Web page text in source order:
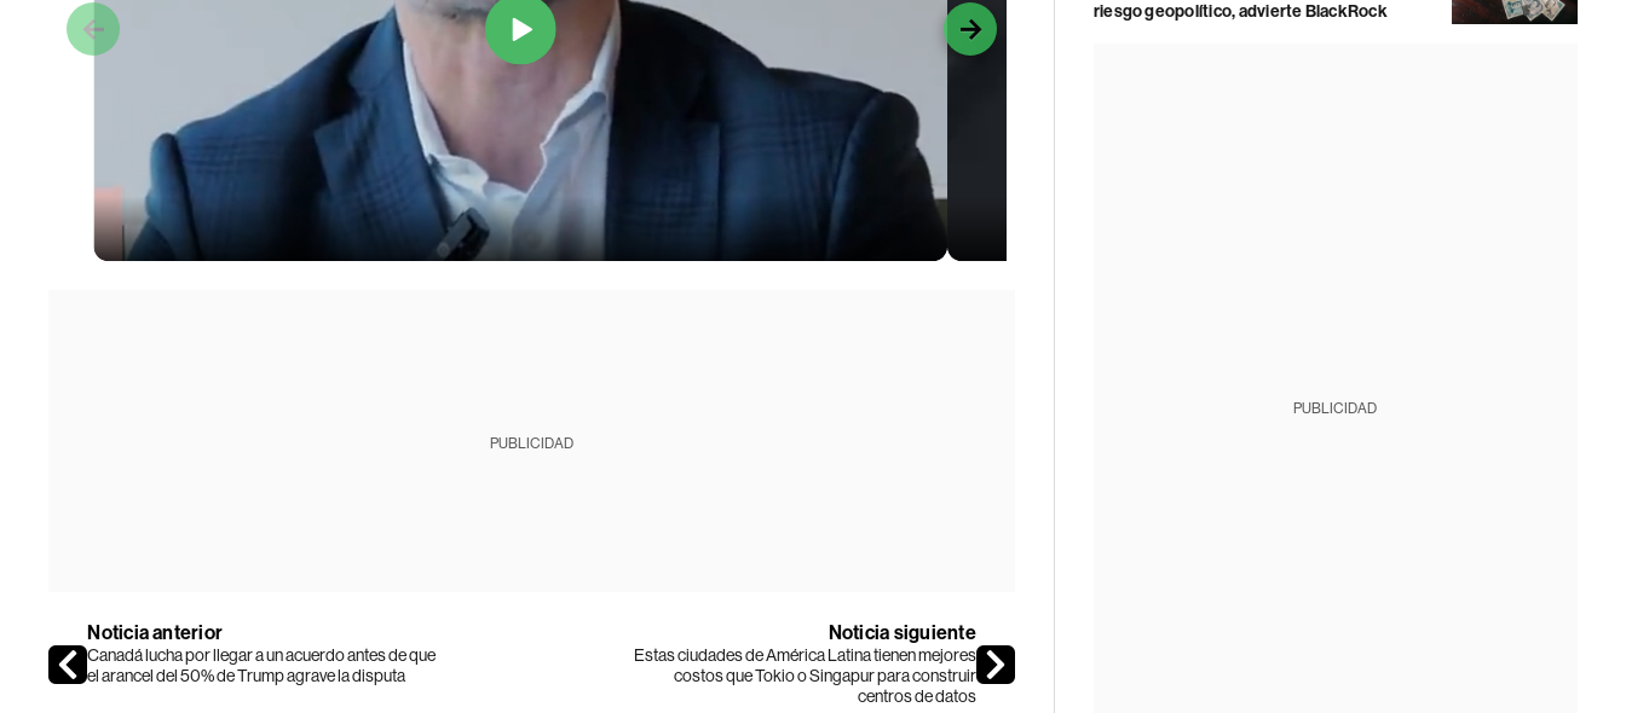
PUBLICIDAD
Noticia anterior
Canadá lucha por llegar a un acuerdo antes de que
el arancel del 50% de Trump agrave la disputa
Noticia siguiente
Estas ciudades de América Latina tienen mejores
costos que Tokio o Singapur para construir
centros de datos
riesgo geopolítico, advierte BlackRock
PUBLICIDAD